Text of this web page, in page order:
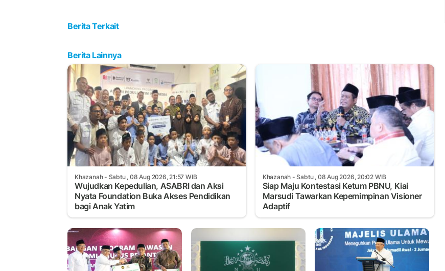
Berita Terkait
Berita Lainnya
Khazanah- Sabtu , 08 Aug 2026, 21:57 WIB
Wujudkan Kepedulian, ASABRI dan Aksi
Nyata Foundation Buka Akses Pendidikan
bagi Anak Yatim
Khazanah - Sabtu , 08 Aug 2026, 20:02 WIB
Siap Maju Kontestasi Ketum PBNU, Kiai
Marsudi Tawarkan Kepemimpinan Visioner
Adaptif